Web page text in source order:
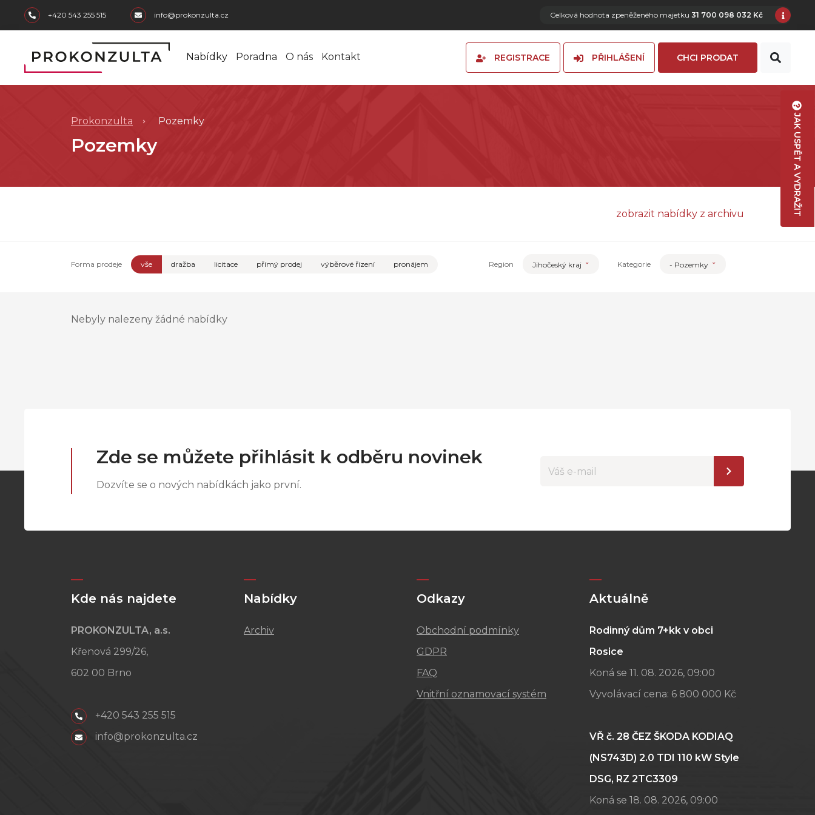
skip to main content
+420 543 255 515 info@prokonzulta.cz Celková hodnota zpeněženého majetku 31 700 098 032 Kč
Nabídky Poradna O nás Kontakt REGISTRACE PŘIHLÁŠENÍ CHCI PRODAT
Prokonzulta Pozemky
Pozemky
zobrazit nabídky z archivu
Forma prodeje vše dražba licitace přímý prodej výběrové řízení pronájem Region Jihočeský kraj Kategorie - Pozemky
Nebyly nalezeny žádné nabídky
JAK USPĚT A VYDRAŽIT
Zde se můžete přihlásit k odběru novinek
Dozvíte se o nových nabídkách jako první.
Kde nás najdete
PROKONZULTA, a.s.
Křenová 299/26,
602 00 Brno
+420 543 255 515
info@prokonzulta.cz
Nabídky
Archiv
Odkazy
Obchodní podmínky
GDPR
FAQ
Vnitřní oznamovací systém
Aktuálně
Rodinný dům 7+kk v obci
Rosice
Koná se 11. 08. 2026, 09:00
Vyvolávací cena: 6 800 000 Kč
VŘ č. 28 ČEZ ŠKODA KODIAQ
(NS743D) 2.0 TDI 110 kW Style
DSG, RZ 2TC3309
Koná se 18. 08. 2026, 09:00